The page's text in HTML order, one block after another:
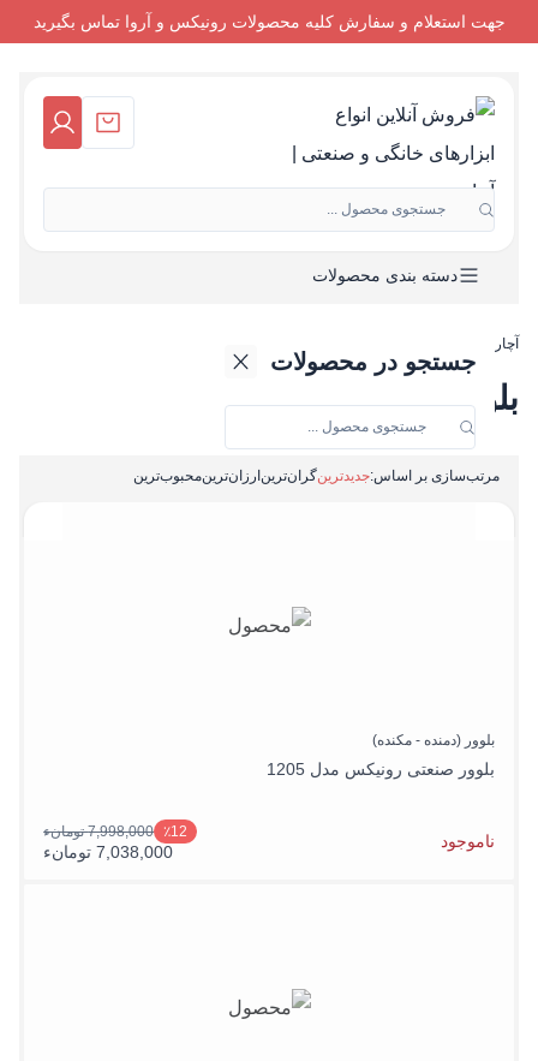
جهت استعلام و سفارش کلیه محصولات رونیکس و آروا تماس بگیرید
جستجوی محصول ...
جستجو در محصولات
دسته بندی محصولات
آچاردستی
بلوور (دمنده - مکنده)
مرتب‌سازی بر اساس:جدیدترینگران‌ترین ارزان‌ترینمحبوب‌ترین
بلوور (دمنده - مکنده)
بلوور صنعتی رونیکس مدل 1205
ناموجود ٪12 7,998,000 تومانء
7,038,000 تومانء